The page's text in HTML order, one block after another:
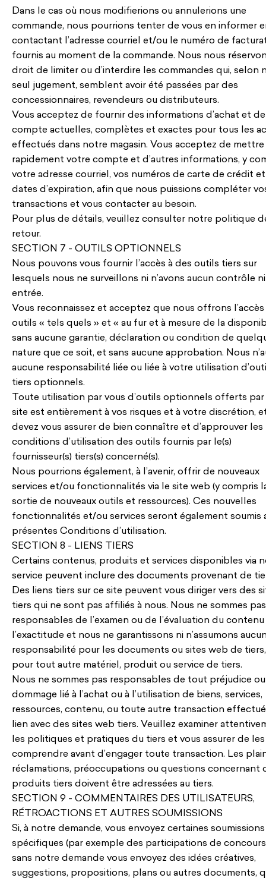
Dans le cas où nous modifierions ou annulerions une
commande, nous pourrions tenter de vous en informer
contactant l’adresse courriel et/ou le numéro de
fournis au moment de la commande. Nous nous
droit de limiter ou d’interdire les commandes qui, selon
seul jugement, semblent avoir été passées par des
concessionnaires, revendeurs ou distributeurs.
Vous acceptez de fournir des informations d’achat et de
compte actuelles, complètes et exactes pour tous les
effectués dans notre magasin. Vous acceptez de mettre
rapidement votre compte et d’autres informations, y
votre adresse courriel, vos numéros de carte de crédit
dates d’expiration, afin que nous puissions compléter
transactions et vous contacter au besoin.
Pour plus de détails, veuillez consulter notre politique
retour.
SECTION 7 - OUTILS OPTIONNELS
Nous pouvons vous fournir l’accès à des outils tiers sur
lesquels nous ne surveillons ni n’avons aucun contrôle ni
entrée.
Vous reconnaissez et acceptez que nous offrons l’accès
outils « tels quels » et « au fur et à mesure de la
sans aucune garantie, déclaration ou condition de
nature que ce soit, et sans aucune approbation. Nous
aucune responsabilité liée ou liée à votre utilisation
tiers optionnels.
Toute utilisation par vous d’outils optionnels offerts par
site est entièrement à vos risques et à votre discrétion,
devez vous assurer de bien connaître et d’approuver les
conditions d’utilisation des outils fournis par le(s)
fournisseur(s) tiers(s) concerné(s).
Nous pourrions également, à l’avenir, offrir de nouveaux
services et/ou fonctionnalités via le site web (y compris
sortie de nouveaux outils et ressources). Ces nouvelles
fonctionnalités et/ou services seront également soumis
présentes Conditions d’utilisation.
SECTION 8 - LIENS TIERS
Certains contenus, produits et services disponibles via
service peuvent inclure des documents provenant de
Des liens tiers sur ce site peuvent vous diriger vers des
tiers qui ne sont pas affiliés à nous. Nous ne sommes pas
responsables de l’examen ou de l’évaluation du
l’exactitude et nous ne garantissons ni n’assumons
responsabilité pour les documents ou sites web de
pour tout autre matériel, produit ou service de tiers.
Nous ne sommes pas responsables de tout préjudice ou
dommage lié à l’achat ou à l’utilisation de biens, services,
ressources, contenu, ou toute autre transaction
lien avec des sites web tiers. Veuillez examiner
les politiques et pratiques du tiers et vous assurer de
comprendre avant d’engager toute transaction. Les
réclamations, préoccupations ou questions concernant
produits tiers doivent être adressées au tiers.
SECTION 9 - COMMENTAIRES DES UTILISATEURS,
RÉTROACTIONS ET AUTRES SOUMISSIONS
Si, à notre demande, vous envoyez certaines soumissions
spécifiques (par exemple des participations de
sans notre demande vous envoyez des idées créatives,
suggestions, propositions, plans ou autres documents,